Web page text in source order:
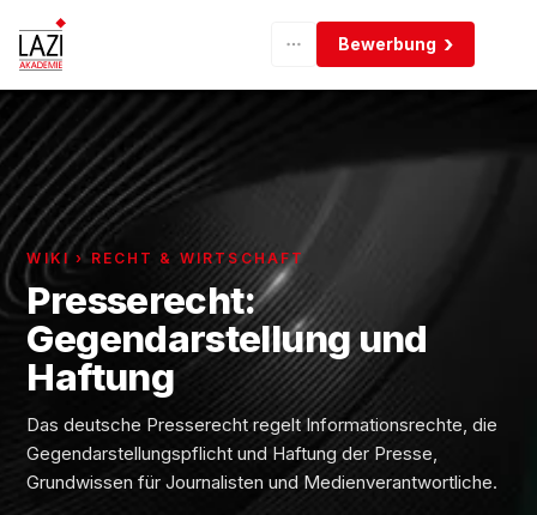
Bewerbung
WIKI › RECHT & WIRTSCHAFT
Presserecht:
Gegendarstellung und
Haftung
Das deutsche Presserecht regelt Informationsrechte, die
Gegendarstellungspflicht und Haftung der Presse,
Grundwissen für Journalisten und Medienverantwortliche.